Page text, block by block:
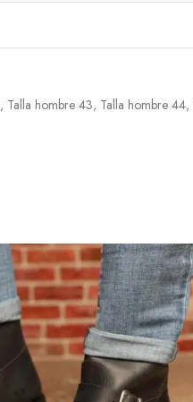
, Talla hombre 43, Talla hombre 44,